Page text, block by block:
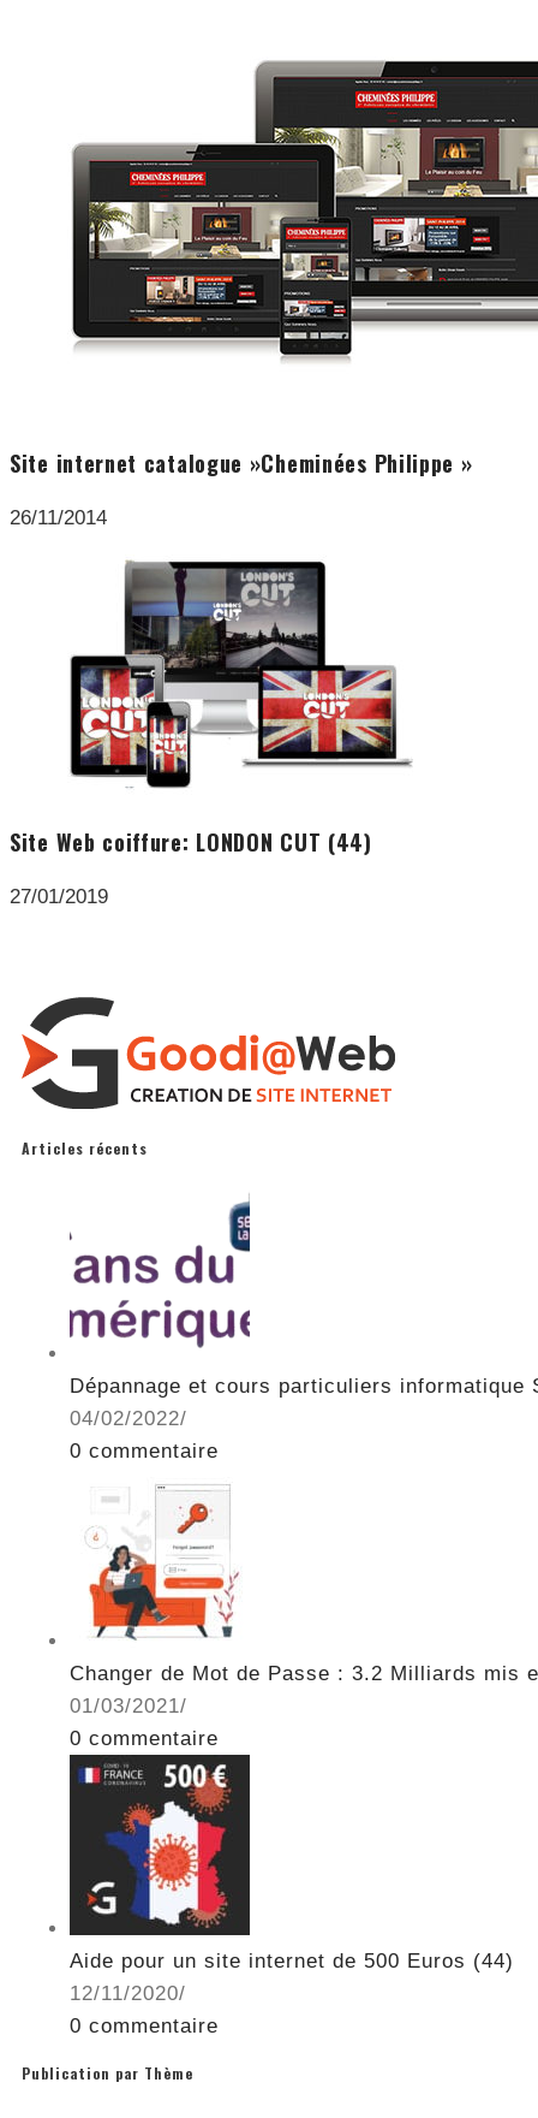
Site internet catalogue »Cheminées Philippe »
26/11/2014
Site Web coiffure: LONDON CUT (44)
27/01/2019
Articles récents
Dépannage et cours particuliers informatique
04/02/2022/
0 commentaire
Changer de Mot de Passe : 3.2 Milliards mis
01/03/2021/
0 commentaire
Aide pour un site internet de 500 Euros (44)
12/11/2020/
0 commentaire
Publication par Thème